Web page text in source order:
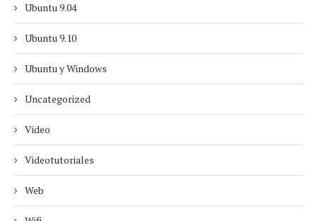
Ubuntu 9.04
Ubuntu 9.10
Ubuntu y Windows
Uncategorized
Video
Videotutoriales
Web